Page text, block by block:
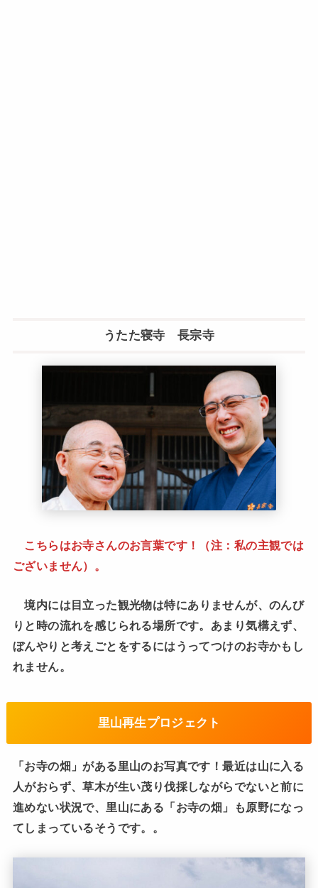
うたた寝寺 長宗寺
こちらはお寺さんのお言葉です！（注：私の主観では
ございません）。
境内には目立った観光物は特にありませんが、のんび
りと時の流れを感じられる場所です。あまり気構えず、
ぼんやりと考えごとをするにはうってつけのお寺かもし
れません。
里山再生プロジェクト
「お寺の畑」がある里山のお写真です！最近は山に入る
人がおらず、草木が生い茂り伐採しながらでないと前に
進めない状況で、里山にある「お寺の畑」も原野になっ
てしまっているそうです。。